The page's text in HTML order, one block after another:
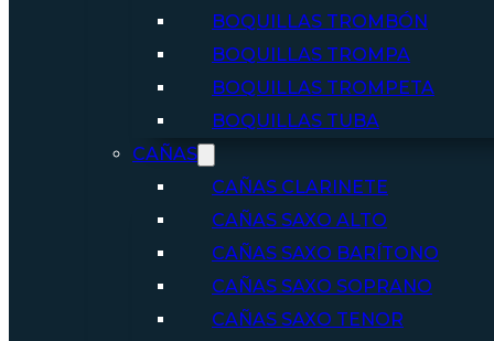
BOQUILLAS TROMBÓN
BOQUILLAS TROMPA
BOQUILLAS TROMPETA
BOQUILLAS TUBA
CAÑAS
CAÑAS CLARINETE
CAÑAS SAXO ALTO
CAÑAS SAXO BARÍTONO
CAÑAS SAXO SOPRANO
CAÑAS SAXO TENOR